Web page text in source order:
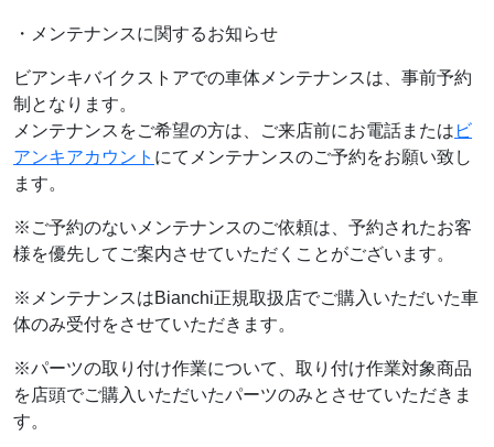
・メンテナンスに関するお知らせ
ビアンキバイクストアでの車体メンテナンスは、事前予約
制となります。
メンテナンスをご希望の方は、ご来店前にお電話または ビ
アンキアカウント にてメンテナンスのご予約をお願い致し
ます。
※ご予約のないメンテナンスのご依頼は、予約されたお客
様を優先してご案内させていただくことがございます。
※メンテナンスはBianchi正規取扱店でご購入いただいた車
体のみ受付をさせていただきます。
※パーツの取り付け作業について、取り付け作業対象商品
を店頭でご購入いただいたパーツのみとさせていただきま
す。